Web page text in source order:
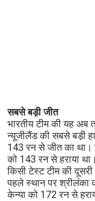
सबसे बड़ी जीत
भारतीय टीम की यह
न्यूजीलैंड की सबसे बड़ी
143 रन से जीत का
को 143 रन से हराया
किसी टेस्ट टीम की दूसरी
पहले स्थान पर श्रीलंका
केन्या को 172 रन से